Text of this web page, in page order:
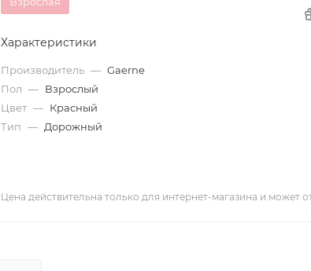
Характеристики
Производитель — Gaerne
Пол — Взрослый
Цвет — Красный
Тип — Дорожный
Цена действительна только для интернет-магазина и может